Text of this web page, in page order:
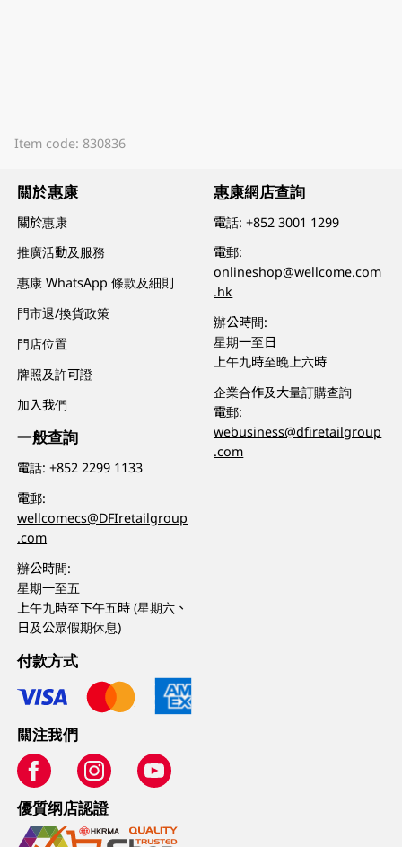
Item code: 830836
關於惠康
關於惠康
推廣活動及服務
惠康 WhatsApp 條款及細則
門市退/換貨政策
門店位置
牌照及許可證
加入我們
一般查詢
電話:+852 2299 1133
電郵:
wellcomecs@DFIretailgroup
.com
辦公時間:
星期一至五
上午九時至下午五時 (星期六、
日及公眾假期休息)
惠康網店查詢
電話:+852 3001 1299
電郵:
onlineshop@wellcome.com
.hk
辦公時間:
星期一至日
上午九時至晚上六時
企業合作及大量訂購查詢
電郵:
webusiness@dfiretailgroup
.com
付款方式
關注我們
優質纲店認證